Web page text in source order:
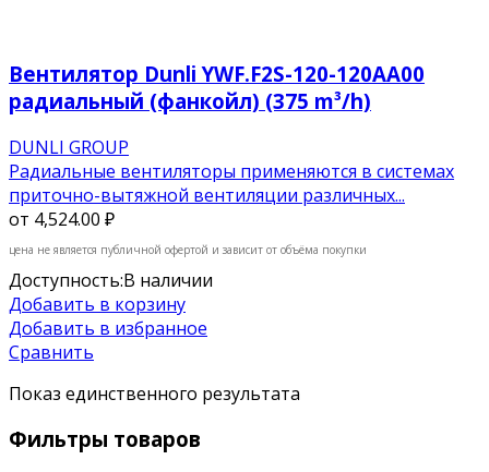
Вентилятор Dunli YWF.F2S-120-120AA00
радиальный (фанкойл) (375 m³/h)
DUNLI GROUP
Радиальные вентиляторы применяются в системах
приточно-вытяжной вентиляции различных...
от 4,524.00 ₽
цена не является публичной офертой и зависит от объёма покупки
Доступность:В наличии
Добавить в корзину
Добавить в избранное
Сравнить
Показ единственного результата
Фильтры товаров